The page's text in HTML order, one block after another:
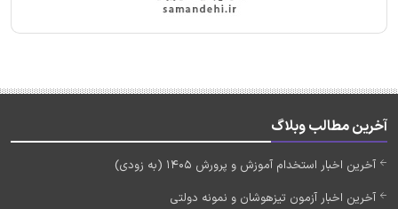
آخرین مطالب وبلاگ
آخرین اخبار استخدام آموزش و پرورش 1405 (به زودی)
آخرین اخبار آزمون تیزهوشان و نمونه دولتی